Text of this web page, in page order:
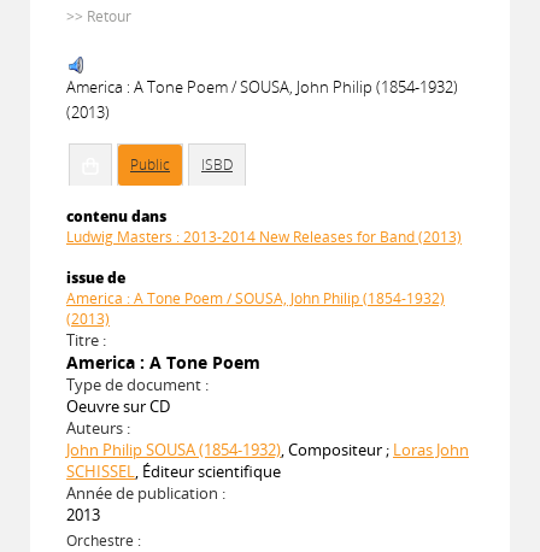
>> Retour
America : A Tone Poem / SOUSA, John Philip (1854-1932)
(2013)
Public ISBD
contenu dans
Ludwig Masters : 2013-2014 New Releases for Band (2013)
issue de
America : A Tone Poem / SOUSA, John Philip (1854-1932)
(2013)
Titre :
America : A Tone Poem
Type de document :
Oeuvre sur CD
Auteurs :
John Philip SOUSA (1854-1932), Compositeur ; Loras John
SCHISSEL, Éditeur scientifique
Année de publication :
2013
Orchestre :